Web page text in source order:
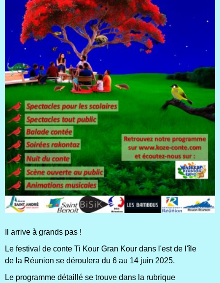
Il arrive à grands pas !
Le festival de conte Ti Kour Gran Kour dans l'est de l'île
de la Réunion se déroulera du 6 au 14 juin 2025.
Le programme détaillé se trouve dans la rubrique